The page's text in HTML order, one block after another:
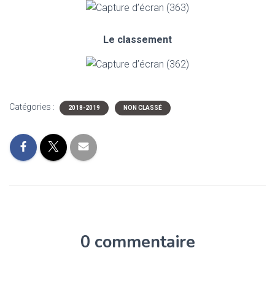
Le classement
Catégories : 2018-2019 NON CLASSÉ
0 commentaire